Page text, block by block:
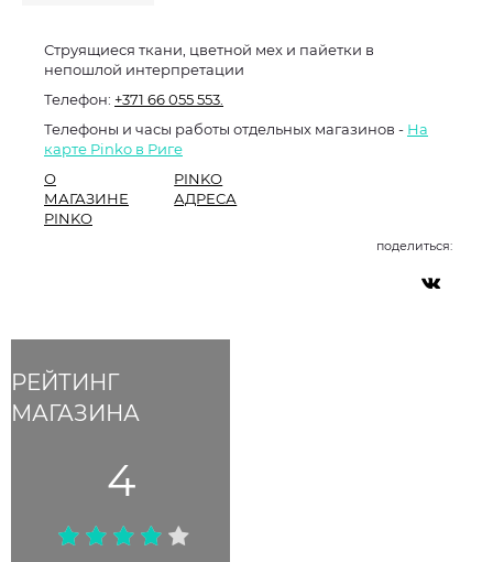
РЕЙТИНГ
МАГАЗИНА
4
Струящиеся ткани, цветной мех и пайетки в
непошлой интерпретации
Телефон: +371 66 055 553.
Телефоны и часы работы отдельных магазинов - На
карте Pinko в Риге
О
МАГАЗИНЕ
PINKO
PINKO
АДРЕСА
поделиться: